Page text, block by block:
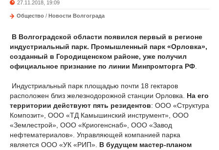
27.11.2018, 19:09
Общество / Новости Волгограда
В Волгоградской области появился первый в регионе
индустриальный парк. Промышленный парк «Орловка»,
созданный в Городищенском районе, уже получил
официальное признание по линии Минпромторга РФ
Индустриальный парк площадью почти 18 гектаров
расположен близ железнодорожной станции Орловка. На его
территории действуют пять резидентов: ООО «Структура
Композит», ООО «ТД Камышинский инструмент», ООО
«Землестрой», ООО «Криогенснаб», ООО «Завод
нефтематериалов». Управляющей компанией парка
является ООО «УК «РИП». В будущем мастер-планом